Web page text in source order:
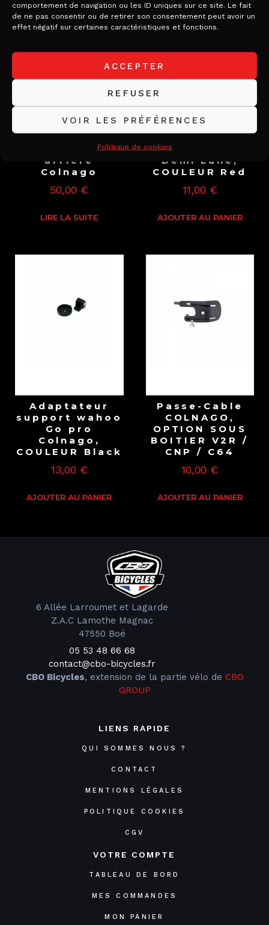
comportement de navigation ou les ID uniques sur ce site. Le fait
de ne pas consentir ou de retirer son consentement peut avoir un
effet négatif sur certaines caractéristiques et fonctions.
ACCEPTER
REFUSER
VOIR LES PRÉFÉRENCES
Politique de cookies
Patte de
dérailleur
arrière
Colnago
50,00 €
LIRE LA SUITE
Adaptateur
fourche Pivot
Demi Lune,
COULEUR Red
11,00 €
AJOUTER AU PANIER
Adaptateur
support wahoo
Go pro
Colnago,
COULEUR Black
13,00 €
AJOUTER AU PANIER
Passe-Cable
COLNAGO,
OPTION SOUS
BOITIER V2R /
CNP / C64
10,00 €
AJOUTER AU PANIER
6 Allée Larroumet et Lagarde
Z.A.C Lamothe Magnac
47550 Boé
05 53 48 66 68
contact@cbo-bicycles.fr
CBO Bicycles, extension de la partie vélo de CBO
GROUP
LIENS RAPIDE
QUI SOMMES NOUS ?
CONTACT
MENTIONS LÉGALES
POLITIQUE COOKIES
CGV
VOTRE COMPTE
TABLEAU DE BORD
MES COMMANDES
MON PANIER